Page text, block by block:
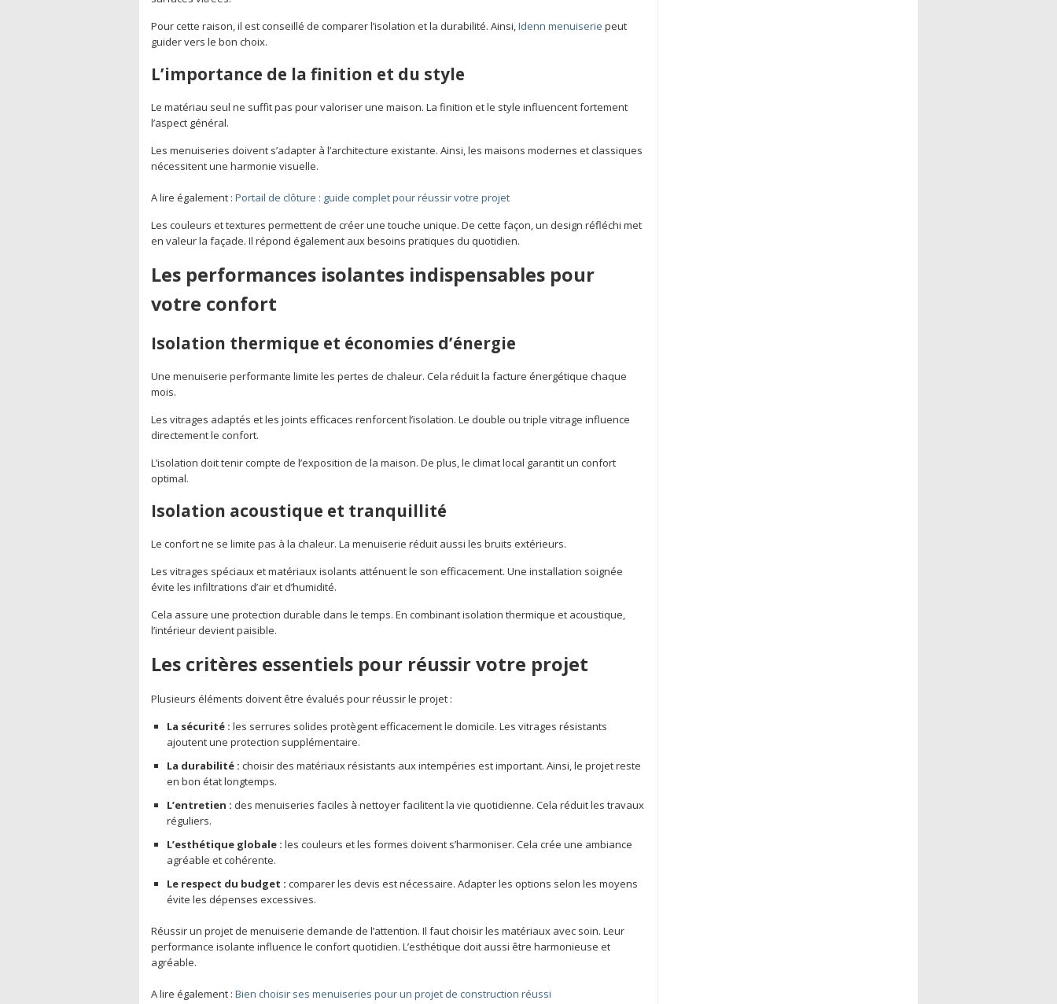
Pour cette raison, il est conseillé de comparer l’isolation et la durabilité. Ainsi, Idenn menuiserie peut
guider vers le bon choix.
L’importance de la finition et du style
Le matériau seul ne suffit pas pour valoriser une maison. La finition et le style influencent fortement
l’aspect général.
Les menuiseries doivent s’adapter à l’architecture existante. Ainsi, les maisons modernes et classiques
nécessitent une harmonie visuelle.
A lire également : Portail de clôture : guide complet pour réussir votre projet
Les couleurs et textures permettent de créer une touche unique. De cette façon, un design réfléchi met
en valeur la façade. Il répond également aux besoins pratiques du quotidien.
Les performances isolantes indispensables pour
votre confort
Isolation thermique et économies d’énergie
Une menuiserie performante limite les pertes de chaleur. Cela réduit la facture énergétique chaque
mois.
Les vitrages adaptés et les joints efficaces renforcent l’isolation. Le double ou triple vitrage influence
directement le confort.
L’isolation doit tenir compte de l’exposition de la maison. De plus, le climat local garantit un confort
optimal.
Isolation acoustique et tranquillité
Le confort ne se limite pas à la chaleur. La menuiserie réduit aussi les bruits extérieurs.
Les vitrages spéciaux et matériaux isolants atténuent le son efficacement. Une installation soignée
évite les infiltrations d’air et d’humidité.
Cela assure une protection durable dans le temps. En combinant isolation thermique et acoustique,
l’intérieur devient paisible.
Les critères essentiels pour réussir votre projet
Plusieurs éléments doivent être évalués pour réussir le projet :
La sécurité : les serrures solides protègent efficacement le domicile. Les vitrages résistants
ajoutent une protection supplémentaire.
La durabilité : choisir des matériaux résistants aux intempéries est important. Ainsi, le projet reste
en bon état longtemps.
L’entretien : des menuiseries faciles à nettoyer facilitent la vie quotidienne. Cela réduit les travaux
réguliers.
L’esthétique globale : les couleurs et les formes doivent s’harmoniser. Cela crée une ambiance
agréable et cohérente.
Le respect du budget : comparer les devis est nécessaire. Adapter les options selon les moyens
évite les dépenses excessives.
Réussir un projet de menuiserie demande de l’attention. Il faut choisir les matériaux avec soin. Leur
performance isolante influence le confort quotidien. L’esthétique doit aussi être harmonieuse et
agréable.
A lire également : Bien choisir ses menuiseries pour un projet de construction réussi